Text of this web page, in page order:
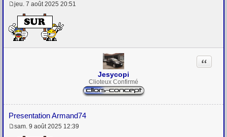
e
s
s
a
jeu. 7 août 2025 20:51
Jesycopi
Clioteux Confirmé
Presentation Armand74
Citation
sam. 9 août 2025 12:39